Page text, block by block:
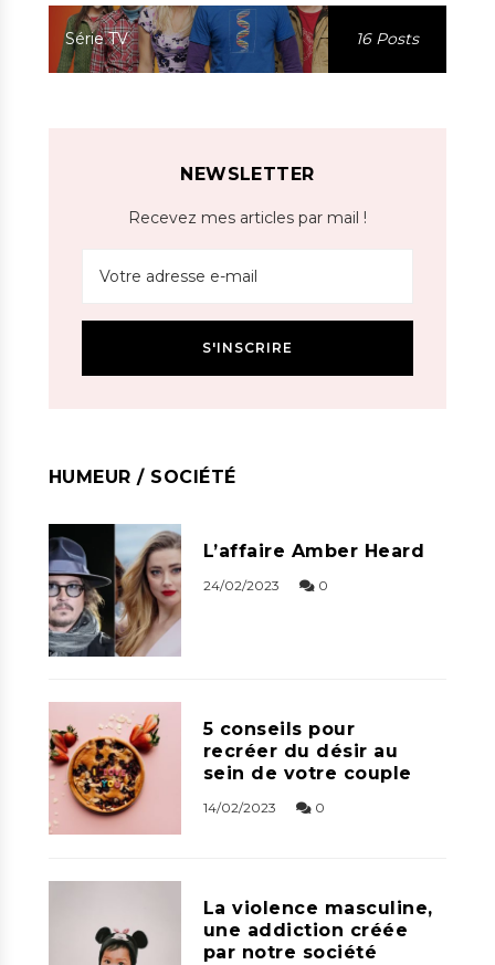
Série TV 16 Posts
NEWSLETTER
Recevez mes articles par mail !
HUMEUR / SOCIÉTÉ
L’affaire Amber Heard
24/02/2023 0
5 conseils pour
recréer du désir au
sein de votre couple
14/02/2023 0
La violence masculine,
une addiction créée
par notre société